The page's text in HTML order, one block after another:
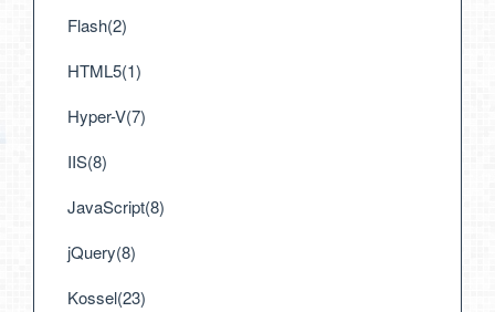
Flash(2)
HTML5(1)
Hyper-V(7)
IIS(8)
JavaScript(8)
jQuery(8)
Kossel(23)